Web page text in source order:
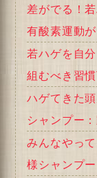
差がでる！
有酸素運動が
若ハゲを自
組むべき習
ハゲてきた
シャンプー
みんなやっ
様シャンプー